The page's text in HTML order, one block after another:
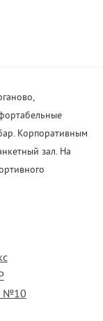
Корпоративным
зал. На
№10